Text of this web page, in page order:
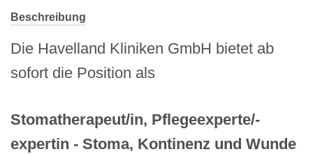
Beschreibung
Die Havelland Kliniken GmbH bietet ab
sofort die Position als
Stomatherapeut/in, Pflegeexperte/-
expertin - Stoma, Kontinenz und Wunde